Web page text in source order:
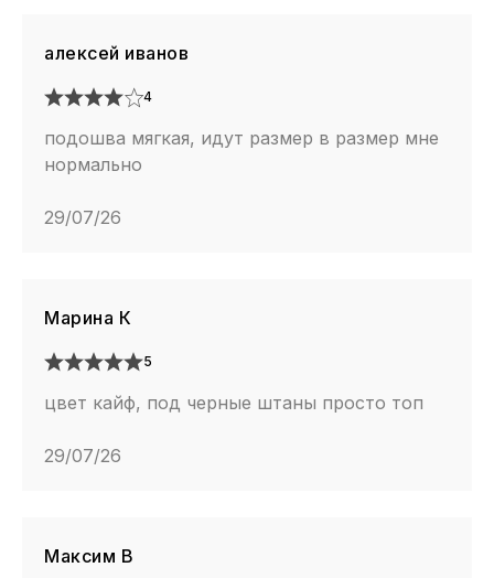
алексей иванов
4
подошва мягкая, идут размер в размер мне
нормально
29/07/26
Марина К
5
цвет кайф, под черные штаны просто топ
29/07/26
Максим В